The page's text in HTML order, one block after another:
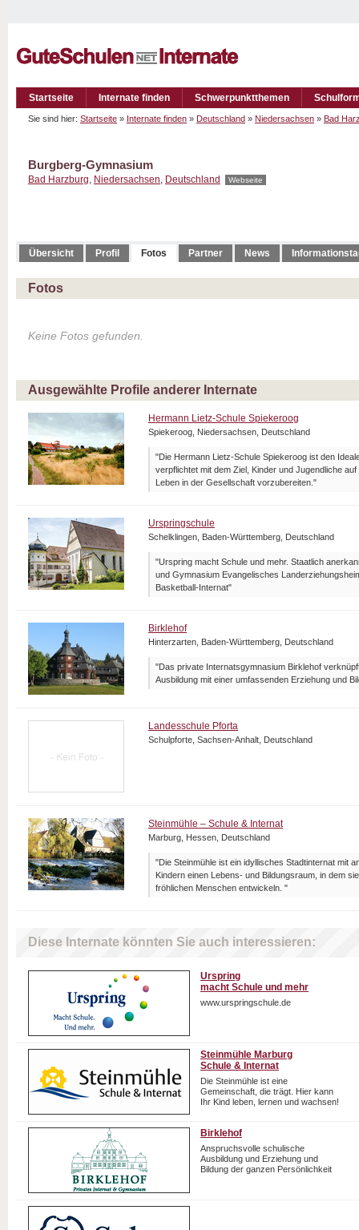
Startseite Internate finden Schwerpunktthemen
Sie sind hier: Startseite » Internate finden » Deutschland » Niedersachsen » Bad
Burgberg-Gymnasium
Bad Harzburg, Niedersachsen, Deutschland Webseite
Übersicht Profil Fotos Partner News
Fotos
Keine Fotos gefunden.
Ausgewählte Profile anderer Internate
Hermann Lietz-Schule Spiekeroog
Spiekeroog, Niedersachsen, Deutschland
"Die Hermann Lietz-Schule Spiekeroog ist den
verpflichtet mit dem Ziel, Kinder und Jugendliche
Leben in der Gesellschaft vorzubereiten."
Urspringschule
Schelklingen, Baden-Württemberg, Deutschland
"Urspring macht Schule und mehr. Staatlich
und Gymnasium Evangelisches
Basketball-Internat"
Birklehof
Hinterzarten, Baden-Württemberg, Deutschland
"Das private Internatsgymnasium Birklehof
Ausbildung mit einer umfassenden Erziehung und
Landesschule Pforta
Schulpforte, Sachsen-Anhalt, Deutschland
Steinmühle – Schule & Internat
Marburg, Hessen, Deutschland
"Die Steinmühle ist ein idyllisches Stadtinternat mit
Kindern einen Lebens- und Bildungsraum, in dem
fröhlichen Menschen entwickeln. "
Diese Internate könnten Sie auch interessieren:
Urspring
macht Schule und mehr
www.urspringschule.de
Steinmühle Marburg
Schule & Internat
Die Steinmühle ist eine
Gemeinschaft, die trägt. Hier kann
Ihr Kind leben, lernen und wachsen!
Birklehof
Anspruchsvolle schulische
Ausbildung und Erziehung und
Bildung der ganzen Persönlichkeit